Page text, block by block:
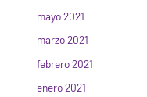
mayo 2021
marzo 2021
febrero 2021
enero 2021